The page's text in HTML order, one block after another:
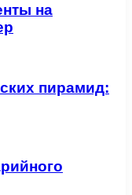
на
пирамид: